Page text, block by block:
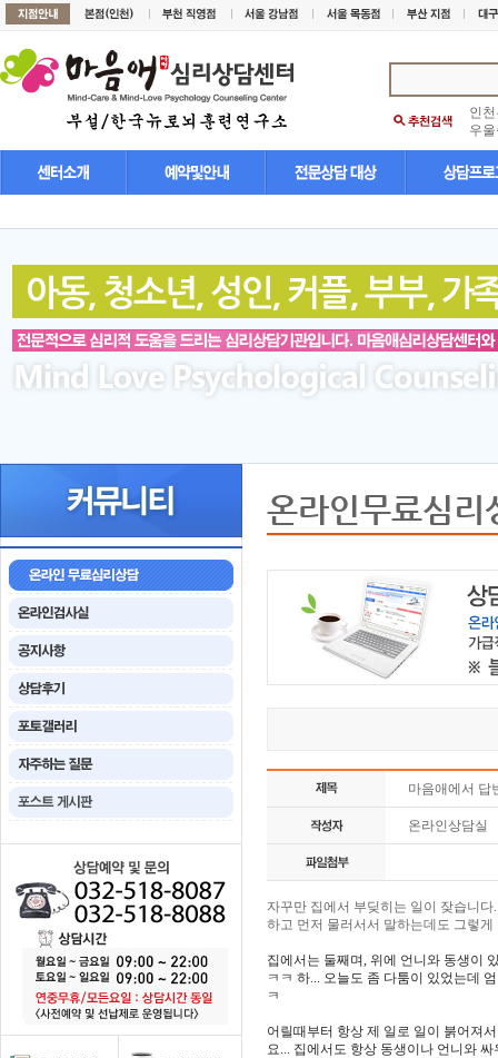
인
우
온라인무료심리
마음애에서 답
온라인상담실
자꾸만 집에서 부딪히는 일이 잦습니
하고 먼저 물러서서 말하는데도 그렇
집에서는 둘째며, 위에 언니와 동생이
ㅋㅋ 하... 오늘도 좀 다툼이 있었는데
ㅋ
어릴때부터 항상 제 일로 일이 붉어져
요... 집에서도 항상 동생이나 언니와